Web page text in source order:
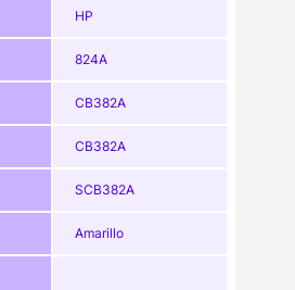
HP
824A
CB382A
CB382A
SCB382A
Amarillo